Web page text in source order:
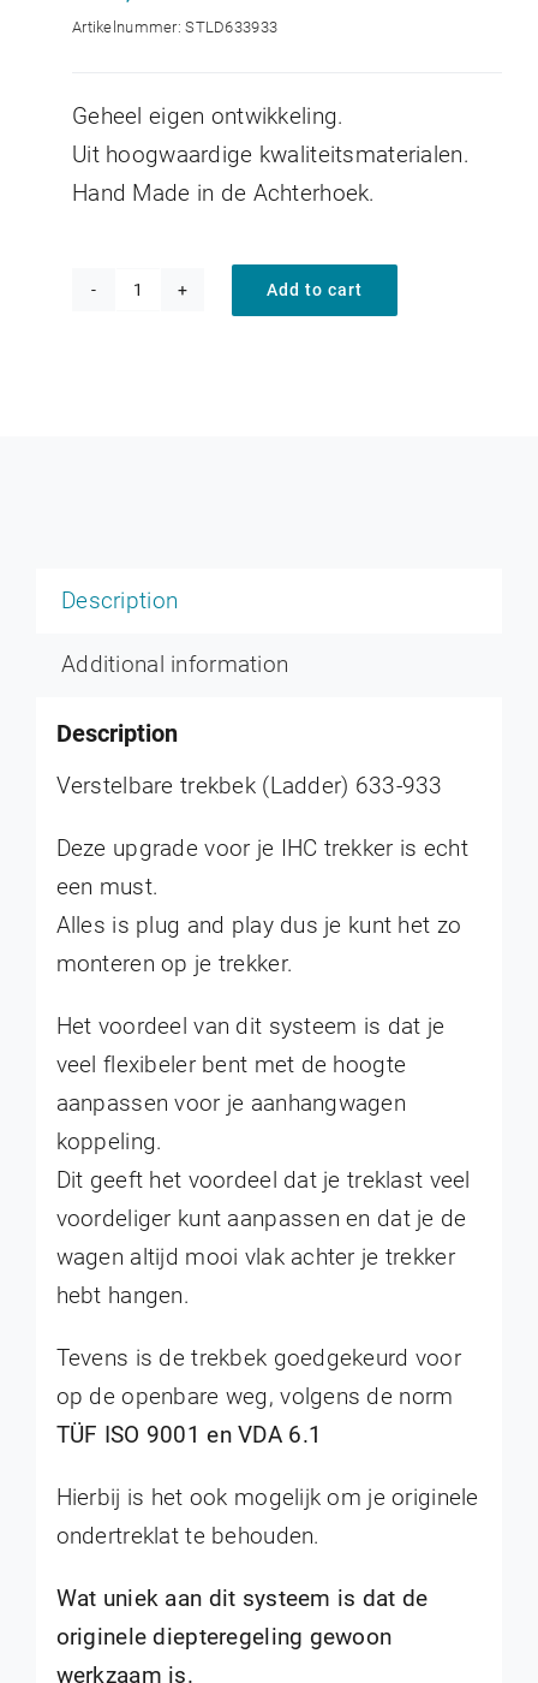
Artikelnummer:STLD633933
Geheel eigen ontwikkeling.
Uit hoogwaardige kwaliteitsmaterialen.
Hand Made in de Achterhoek.
Verstelbare
Add to cart
Description
Additional information
Description
Verstelbare trekbek (Ladder) 633-933
Deze upgrade voor je IHC trekker is echt
een must.
Alles is plug and play dus je kunt het zo
monteren op je trekker.
Het voordeel van dit systeem is dat je
veel flexibeler bent met de hoogte
aanpassen voor je aanhangwagen
koppeling.
Dit geeft het voordeel dat je treklast veel
voordeliger kunt aanpassen en dat je de
wagen altijd mooi vlak achter je trekker
hebt hangen.
Tevens is de trekbek goedgekeurd voor
op de openbare weg, volgens de norm
TÜF ISO 9001 en VDA 6.1
Hierbij is het ook mogelijk om je originele
ondertreklat te behouden.
Wat uniek aan dit systeem is dat de
originele diepteregeling gewoon
werkzaam is.